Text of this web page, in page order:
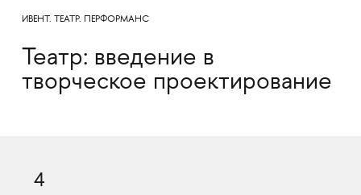
ИВЕНТ. ТЕАТР. ПЕРФОРМАНС
Театр: введение в
творческое проектирование
4